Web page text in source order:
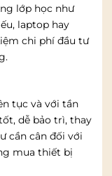
lớp học như
laptop hay
chi phí đầu tư
tục và với tần
dễ bảo trì, thay
cần cân đối với
mua thiết bị